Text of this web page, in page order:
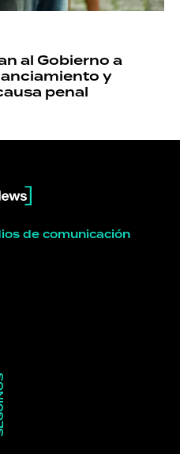
al Gobierno a
y
penal
de comunicación